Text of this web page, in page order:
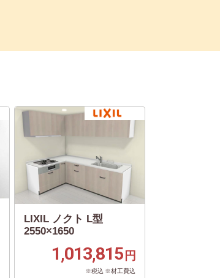
LIXIL ノクト L型
2550×1650
1,013,815 円
※税込 ※材工費込